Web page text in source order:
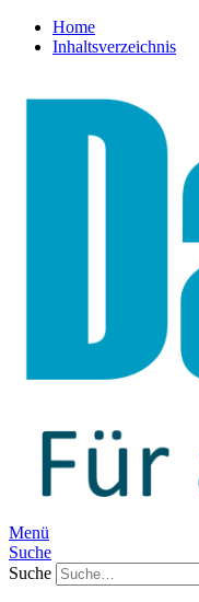
Home
Inhaltsverzeichnis
Menü
Suche
Suche